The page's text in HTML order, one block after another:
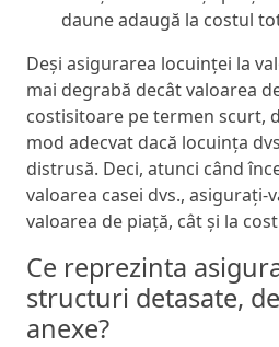
daune adaugă la costul
Deși asigurarea locuinței la
mai degrabă decât valoarea
costisitoare pe termen scurt,
mod adecvat dacă locuința
distrusă. Deci, atunci când
valoarea casei dvs., asigurați-
valoarea de piață, cât și la
Ce reprezinta
structuri detasate,
anexe?